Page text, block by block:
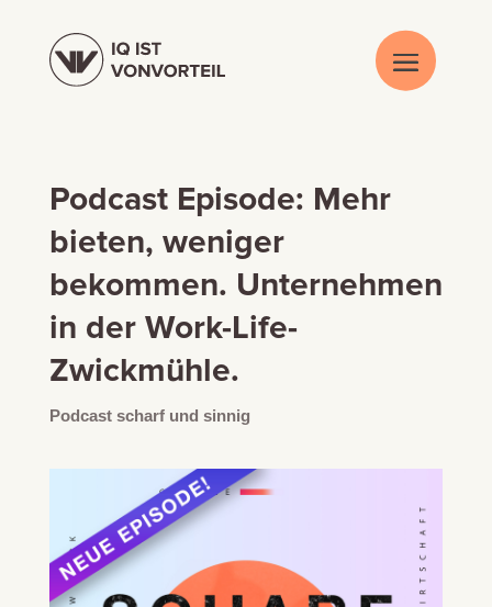
Podcast Episode: Mehr
bieten, weniger
bekommen. Unternehmen
in der Work-Life-
Zwickmühle.
Podcast scharf und sinnig